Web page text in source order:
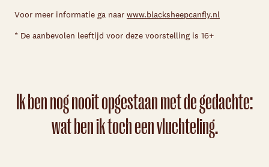
Voor meer informatie ga naar www.blacksheepcanfly.nl
* De aanbevolen leeftijd voor deze voorstelling is 16+
Ik ben nog nooit opgestaan met de gedachte:
wat ben ik toch een vluchteling.